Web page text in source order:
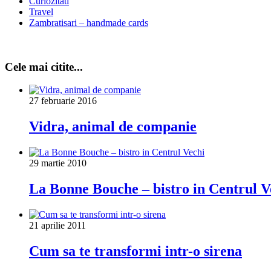
Travel
Zambratisari – handmade cards
Cele mai citite...
27 februarie 2016
Vidra, animal de companie
29 martie 2010
La Bonne Bouche – bistro in Centrul
21 aprilie 2011
Cum sa te transformi intr-o sirena